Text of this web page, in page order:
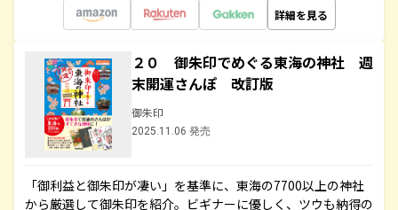
詳細を見る
２０ 御朱印でめぐる東海の神社 週
末開運さんぽ 改訂版
御朱印
2025.11.06 発売
「御利益と御朱印が凄い」を基準に、東海の7700以上の神社
から厳選して御朱印を紹介。ビギナーに優しく、ツウも納得の